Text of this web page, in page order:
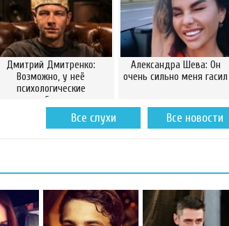
Дмитрий Дмитренко:
Возможно, у неё
психологические
проблемы
Александра Шева: Он
очень сильно меня гасил
Все новости
Все слухи